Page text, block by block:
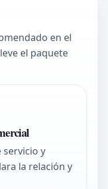
en el
el paquete
servicio y
la relación y